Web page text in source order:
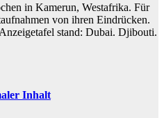
in Kamerun, Westafrika. Für
von ihren Eindrücken.
stand: Dubai. Djibouti.
Inhalt